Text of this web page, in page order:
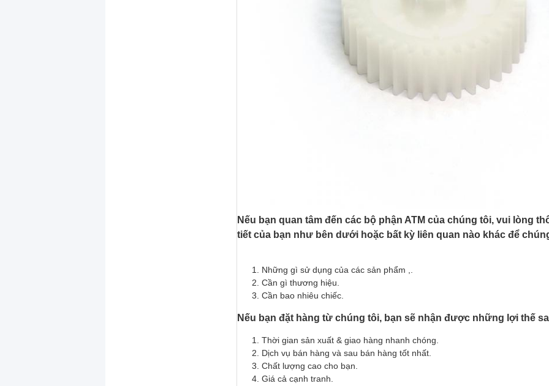
Nếu bạn quan tâm đến các bộ phận ATM của chúng tôi, vui lòng
tiết của bạn như bên dưới hoặc bất kỳ liên quan nào khác để
Những gì sử dụng của các sản phẩm ,.
Cần gì thương hiệu.
Cần bao nhiêu chiếc.
Nếu bạn đặt hàng từ chúng tôi, bạn sẽ nhận được những lợi thế
Thời gian sản xuất & giao hàng nhanh chóng.
Dịch vụ bán hàng và sau bán hàng tốt nhất.
Chất lượng cao cho bạn.
Giá cả cạnh tranh.